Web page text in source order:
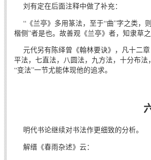
刘有定在后面注释中做了补充：
“《兰亭》多用篆法，至于“曲”字之类，
楷侧”者是也。故善观《兰亭》者，知隶草
元代另有陈绎曾《翰林要诀》，凡十二
平法，七直法，八圆法，九方法，十分布
“变法”一节尤能体现他的追求。
明代书论继续对书法作更细致的分析。
解缙《春雨杂述》云：